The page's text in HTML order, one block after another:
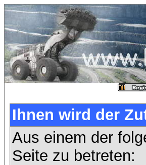
Ihnen wird der
Aus einem der
Seite zu betreten: